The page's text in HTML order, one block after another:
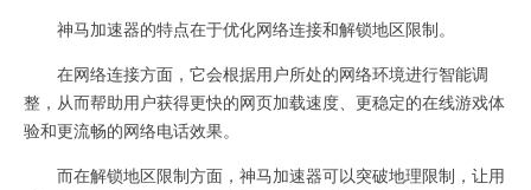
神马加速器的特点在于优化网络连接和解锁地区限制。
在网络连接方面，它会根据用户所处的网络环境进行智能调
整，从而帮助用户获得更快的网页加载速度、更稳定的在线游戏体
验和更流畅的网络电话效果。
而在解锁地区限制方面，神马加速器可以突破地理限制，让用